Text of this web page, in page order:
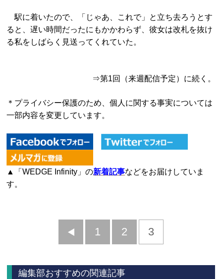
駅に着いたので、「じゃあ、これで」と立ち去ろうとす
ると、遅い時間だったにもかかわらず、彼女は改札を抜け
る私をしばらく見送ってくれていた。
⇒第1回（来週配信予定）に続く。
＊プライバシー保護のため、個人に関する事実については
一部内容を変更しています。
▲「WEDGE Infinity」の新着記事などをお届けしていま
す。
前
1 2 3
編集部おすすめの関連記事